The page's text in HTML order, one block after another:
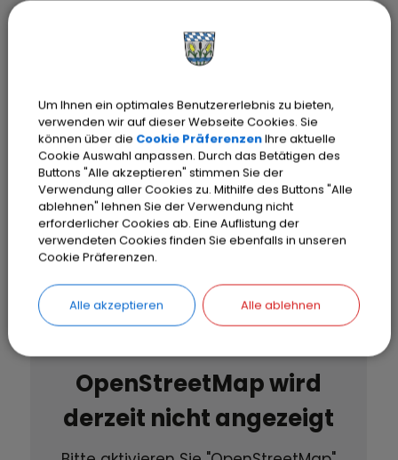
, die Ihre gefahrenen
Kilometer per GPS erfasst und Ihrem Team
Termine
OpenStreetMap wird
derzeit nicht angezeigt
Um Ihnen ein optimales Benutzererlebnis zu bieten,
verwenden wir auf dieser Webseite Cookies. Sie
können über die Cookie PräferenzenIhre aktuelle
Cookie Auswahl anpassen. Durch das Betätigen des
Buttons "Alle akzeptieren" stimmen Sie der
Verwendung aller Cookies zu. Mithilfe des Buttons "Alle
ablehnen" lehnen Sie der Verwendung nicht
erforderlicher Cookies ab. Eine Auflistung der
verwendeten Cookies finden Sie ebenfalls in unseren
Cookie Präferenzen.
Alle akzeptieren Alle ablehnen